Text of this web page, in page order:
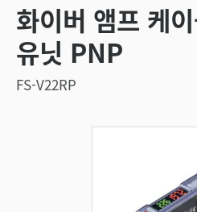
화이버 앰프 케
유닛 PNP
FS-V22RP